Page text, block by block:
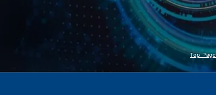
Top Page